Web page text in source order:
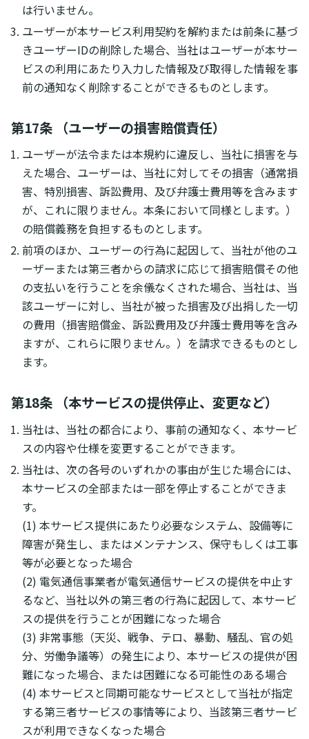
は行いません。
ユーザーが本サービス利用契約を解約または前条に基づ
きユーザーIDの削除した場合、当社はユーザーが本サー
ビスの利用にあたり入力した情報及び取得した情報を事
前の通知なく削除することができるものとします。
第17条 （ユーザーの損害賠償責任）
ユーザーが法令または本規約に違反し、当社に損害を与
えた場合、ユーザーは、当社に対してその損害（通常損
害、特別損害、訴訟費用、及び弁護士費用等を含みます
が、これに限りません。本条において同様とします。）
の賠償義務を負担するものとします。
前項のほか、ユーザーの行為に起因して、当社が他のユ
ーザーまたは第三者からの請求に応じて損害賠償その他
の支払いを行うことを余儀なくされた場合、当社は、当
該ユーザーに対し、当社が被った損害及び出捐した一切
の費用（損害賠償金、訴訟費用及び弁護士費用等を含み
ますが、これらに限りません。）を請求できるものとし
ます。
第18条 （本サービスの提供停止、変更など）
当社は、当社の都合により、事前の通知なく、本サービ
スの内容や仕様を変更することができます。
当社は、次の各号のいずれかの事由が生じた場合には、
本サービスの全部または一部を停止することができま
す。
(1) 本サービス提供にあたり必要なシステム、設備等に
障害が発生し、またはメンテナンス、保守もしくは工事
等が必要となった場合
(2) 電気通信事業者が電気通信サービスの提供を中止す
るなど、当社以外の第三者の行為に起因して、本サービ
スの提供を行うことが困難になった場合
(3) 非常事態（天災、戦争、テロ、暴動、騒乱、官の処
分、労働争議等）の発生により、本サービスの提供が困
難になった場合、または困難になる可能性のある場合
(4) 本サービスと同期可能なサービスとして当社が指定
する第三者サービスの事情等により、当該第三者サービ
スが利用できなくなった場合